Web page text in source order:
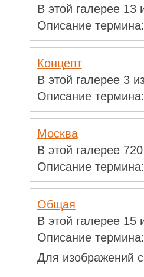
В этой галерее 13
Описание термина:
Концепт
В этой галерее 3
Описание термина:
Москва
В этой галерее
Описание термина:
Общая
В этой галерее 15
Описание термина:
Для изображений